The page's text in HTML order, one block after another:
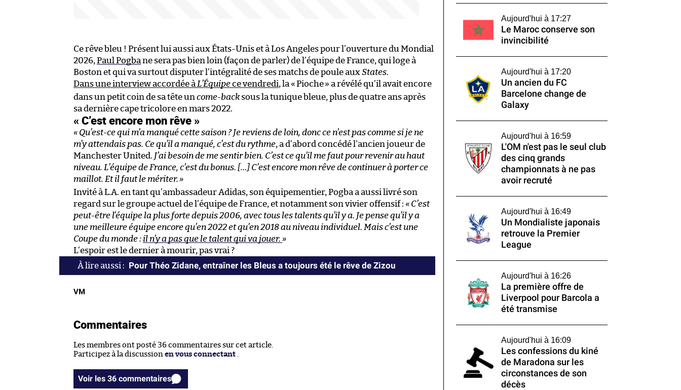
Ce rêve bleu ! Présent lui aussi aux États-Unis et à Los Angeles pour l’ouverture du Mondial
2026, Paul Pogba ne sera pas bien loin (façon de parler) de l’équipe de France, qui loge à
Boston et qui va surtout disputer l’intégralité de ses matchs de poule aux States.
Dans une interview accordée à L’Équipece vendredi, la «Pioche» a révélé qu’il avait encore
dans un petit coin de sa tête un come-backsous la tunique bleue, plus de quatre ans après
sa dernière cape tricolore en mars 2022.
« C’est encore mon rêve »
« Qu’est-ce qui m’a manqué cette saison ? Je reviens de loin, donc ce n’est pas comme si je ne
m’y attendais pas. Ce qu’il a manqué, c’est du rythme, a d’abord concédé l’ancien joueur de
Manchester United. J’ai besoin de me sentir bien. C’est ce qu’il me faut pour revenir au haut
niveau. L’équipe de France, c’est du bonus. […] C’est encore mon rêve de continuer à porter ce
maillot. Et il faut le mériter.»
Invité à L.A. en tant qu’ambassadeur Adidas, son équipementier, Pogba a aussi livré son
regard sur le groupe actuel de l’équipe de France, et notamment son vivier offensif : « C’est
peut-être l’équipe la plus forte depuis 2006, avec tous les talents qu’il y a. Je pense qu’il y a
une meilleure équipe encore qu’en 2022 et qu’en 2018 au niveau individuel. Mais c’est une
Coupe du monde : il n’y a pas que le talent qui va jouer. »
L’espoir est le dernier à mourir, pas vrai ?
Pour Théo Zidane, entraîner les Bleus a toujours été le rêve de Zizou
VM
Commentaires
Les membres ont posté 36 commentaires sur cet article.
Participez à la discussion en vous connectant
Voir les 36 commentaires
Aujourd'hui à 17:27
Le Maroc conserve son
invincibilité
Aujourd'hui à 17:20
Un ancien du FC
Barcelone change de
Galaxy
Aujourd'hui à 16:59
L'OM n'est pas le seul club
des cinq grands
championnats à ne pas
avoir recruté
Aujourd'hui à 16:49
Un Mondialiste japonais
retrouve la Premier
League
Aujourd'hui à 16:26
La première offre de
Liverpool pour Barcola a
été transmise
Aujourd'hui à 16:09
Les confessions du kiné
de Maradona sur les
circonstances de son
décès